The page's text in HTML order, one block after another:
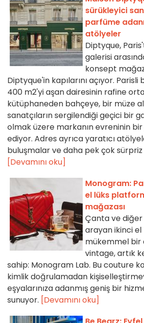
sürükleyici
parfüme
atölyeler
Diptyque,
galerisi
konsept
Diptyque'in kapılarını açıyor.
400 m2'yi aşan dairesinin rafine
kütüphaneden bahçeye, bir müze
sanatçıların sergilendiği geçici bir
olmak üzere markanın evreninin
ediyor. Adres ayrıca yaratıcı
buluşmalar ve daha pek çok sürpriz
[Devamını oku]
Monogram:
el lüks
mağazası
Çanta ve diğer
arayan ikinci el
mükemmel bir
vintage, artık
sahip: Monogram Lab. Bu couture
kimlik doğrulamadan
eşyalarınıza adanmış geniş bir
sunuyor. [Devamını oku]